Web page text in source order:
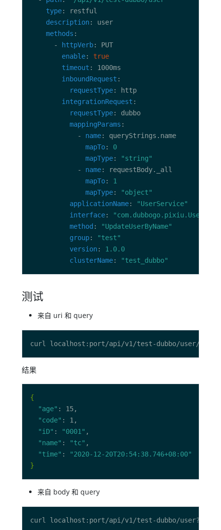
type
description
methods
      -
httpVerb
enable: true
timeout
inboundRequest
requestType
integrationRequest
requestType
mappingParams
            -
name
mapTo: 0
mapType:
"string"
            -
name
mapTo: 1
mapType:
"object"
applicationName:
"UserService"
interface:
method :
"UpdateUserByName"
group:
"test"
version: 1.0.0
clusterName: "test_dubbo"
测试
来自 uri 和 query
curl localhost:port/api/v1/test-dubbo/user/
结果
{
"age"
"code"
"iD" : "0001"
"name" : "tc"
"time" :
"2020-12-20T20:54:38.746+08:00"
}
来自 body 和 query
curl localhost:port/api/v1/test-dubbo/user?name